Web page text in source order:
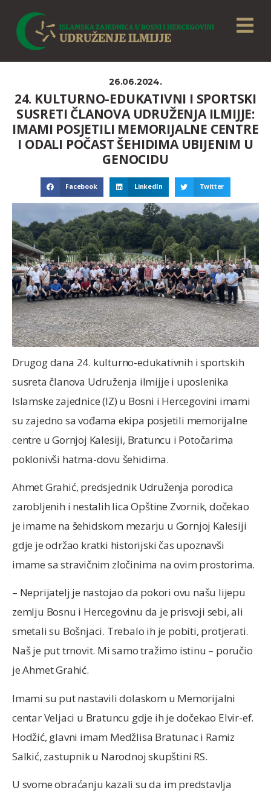
26.06.2024.
24. KULTURNO-EDUKATIVNI I SPORTSKI
SUSRETI ČLANOVA UDRUŽENJA ILMIJJE:
IMAMI POSJETILI MEMORIJALNE CENTRE
I ODALI POČAST ŠEHIDIMA UBIJENIM U
GENOCIDU
Facebook LinkedIn Twitter
Drugog dana 24. kulturno-edukativnih i sportskih
susreta članova Udruženja ilmijje i uposlenika
Islamske zajednice (IZ) u Bosni i Hercegovini imami
su zajedno sa vođama ekipa posjetili memorijalne
centre u Gornjoj Kalesiji, Bratuncu i Potočarima
poklonivši hatma-dovu šehidima.
Ahmet Grahić, predsjednik Udruženja porodica
zarobljenih i nestalih lica Opštine Zvornik, dočekao
je imame na šehidskom mezarju u Gornjoj Kalesiji
gdje je održao kratki historijski čas upoznavši
imame sa stravičnim zločinima na ovim prostorima.
– Neprijatelj je nastojao da pokori ovu našu lijepu
zemlju Bosnu i Hercegovinu da je prisvoji sebi, ali
smetali su Bošnjaci. Trebalo ih je pobiti, protjerati.
Naš je put trnovit. Mi samo tražimo istinu – poručio
je Ahmet Grahić.
Imami su put nastavili dolaskom u Memorijalni
centar Veljaci u Bratuncu gdje ih je dočekao Elvir-ef.
Hodžić, glavni imam Medžlisa Bratunac i Ramiz
Salkić, zastupnik u Narodnoj skupštini RS.
U svome obraćanju kazali su da im predstavlja